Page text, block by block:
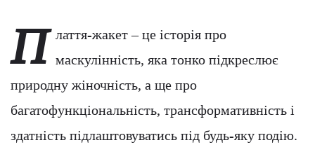
П лаття-жакет – це історія про
маскулінність, яка тонко підкреслює
природну жіночність, а ще про
багатофункціональність, трансформативність і
здатність підлаштовуватись під будь-яку подію.